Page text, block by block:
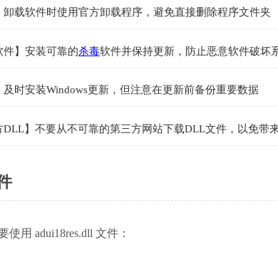
卸载软件时使用官方卸载程序，避免直接删除程序文件夹
件】安装可靠的杀毒软件并保持更新，防止恶意软件破坏
及时安装Windows更新，但注意在更新前备份重要数据
DLL】不要从不可靠的第三方网站下载DLL文件，以免带
使用 adui18res.dll 文件：